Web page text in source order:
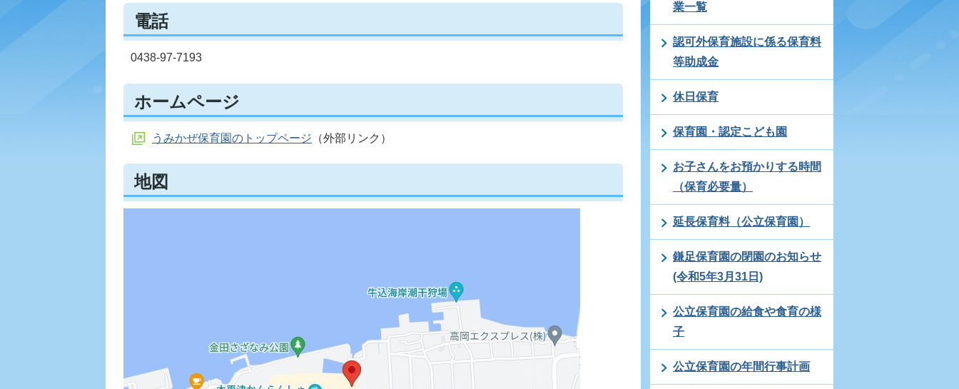
電話
0438-97-7193
ホームページ
うみかぜ保育園のトップページ （外部リンク）
地図
業一覧
認可外保育施設に係る保育料
等助成金
休日保育
保育園・認定こども園
お子さんをお預かりする時間
（保育必要量）
延長保育料（公立保育園）
鎌足保育園の閉園のお知らせ
(令和5年3月31日)
公立保育園の給食や食育の様
子
公立保育園の年間行事計画